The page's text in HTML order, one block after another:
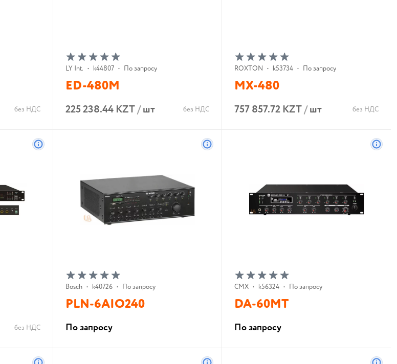
В корзину В корзину
без НДС
LY Int. • k44807 • По запросу
ED-480M
225 238.44 KZT/шт без НДС
ROXTON • k53734 • По запросу
MX-480
757 857.72 KZT/шт без НДС
без НДС
Bosch • k40726 • По запросу
PLN-6AIO240
По запросу
CMX • k56324 • По запросу
DA-60MT
По запросу